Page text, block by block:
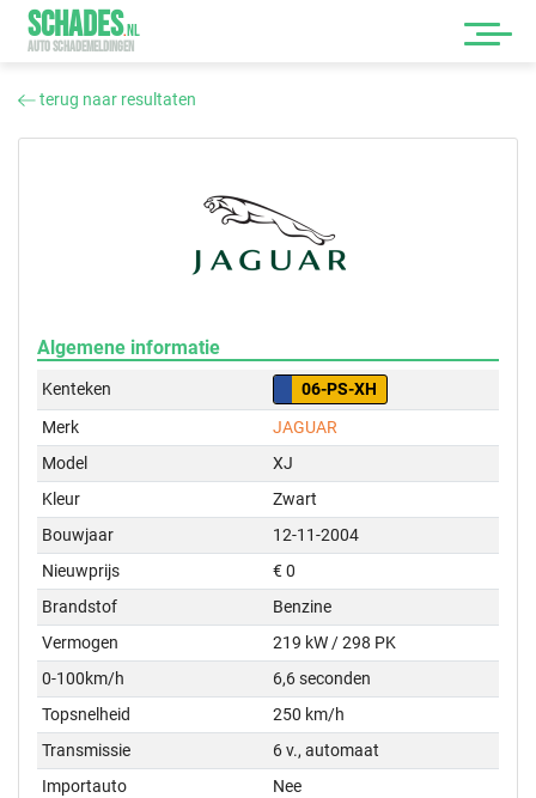
SCHADES.NL
AUTO SCHADEMELDINGEN
terug naar resultaten
Algemene informatie
Kenteken
06-PS-XH
Merk
JAGUAR
Model
XJ
Kleur
Zwart
Bouwjaar
12-11-2004
Nieuwprijs
€ 0
Brandstof
Benzine
Vermogen
219 kW / 298 PK
0-100km/h
6,6 seconden
Topsnelheid
250 km/h
Transmissie
6 v., automaat
Importauto
Nee